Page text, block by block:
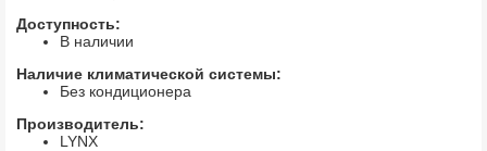
Доступность:
В наличии
Наличие климатической системы:
Без кондиционера
Производитель:
LYNX